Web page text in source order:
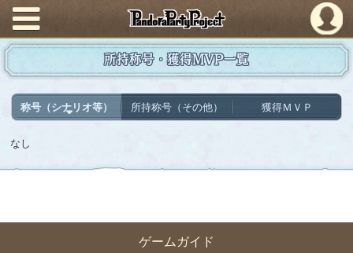
PandoraPartyProject
ゲームガイド
所持称号・獲得MVP一覧
称号（シナリオ等） 所持称号（その他） 獲得ＭＶＰ
なし